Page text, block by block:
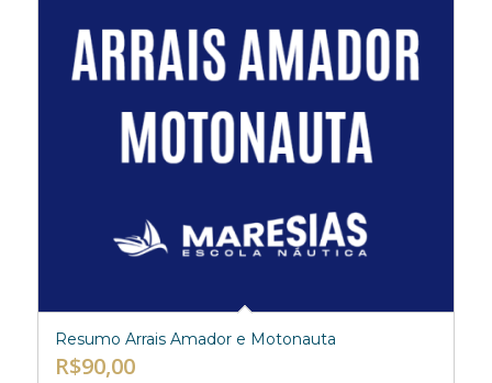
Resumo Arrais Amador e Motonauta
R$90,00